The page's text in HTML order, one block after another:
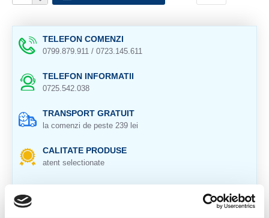
TELEFON COMENZI
0799.879.911 / 0723.145.611
TELEFON INFORMATII
0725.542.038
TRANSPORT GRATUIT
la comenzi de peste 239 lei
CALITATE PRODUSE
atent selectionate
RETURNARE PRODUSE